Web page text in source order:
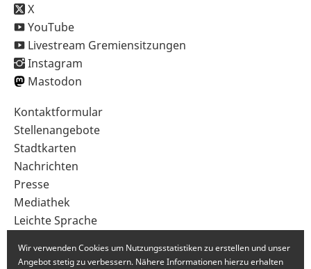
X
YouTube
Livestream Gremiensitzungen
Instagram
Mastodon
Sekundärnavigation
im
Fußbereich
Kontaktformular
Stellenangebote
Stadtkarten
Nachrichten
Presse
Mediathek
Leichte Sprache
Wir verwenden Cookies um Nutzungsstatistiken zu erstellen und unser
Angebot stetig zu verbessern. Nähere Informationen hierzu erhalten